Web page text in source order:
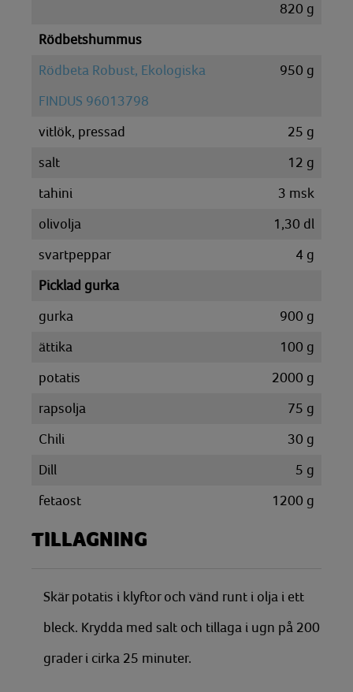
820 g
Rödbetshummus
Rödbeta Robust, Ekologiska
FINDUS 96013798
950 g
vitlök, pressad 25 g
salt
12 g
tahini
3 msk
olivolja
1,30 dl
svartpeppar
4 g
Picklad gurka
gurka
900 g
ättika
100 g
potatis
2000 g
rapsolja
75 g
Chili
30 g
Dill
5 g
fetaost
1200 g
TILLAGNING
Skär potatis i klyftor och vänd runt i olja i ett
bleck. Krydda med salt och tillaga i ugn på 200
grader i cirka 25 minuter.